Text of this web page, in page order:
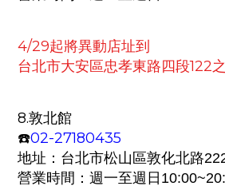
4/29起將異動店址到
台北市大安區忠孝東路四段122
8.敦北館
☎️02-27180435
地址： 台北市松山區敦化北路
營業時間：週一至週日